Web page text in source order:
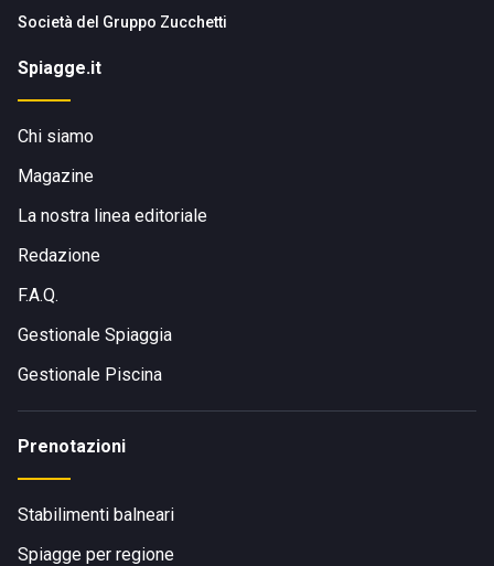
Società del Gruppo Zucchetti
Spiagge.it
Chi siamo
Magazine
La nostra linea editoriale
Redazione
F.A.Q.
Gestionale Spiaggia
Gestionale Piscina
Prenotazioni
Stabilimenti balneari
Spiagge per regione